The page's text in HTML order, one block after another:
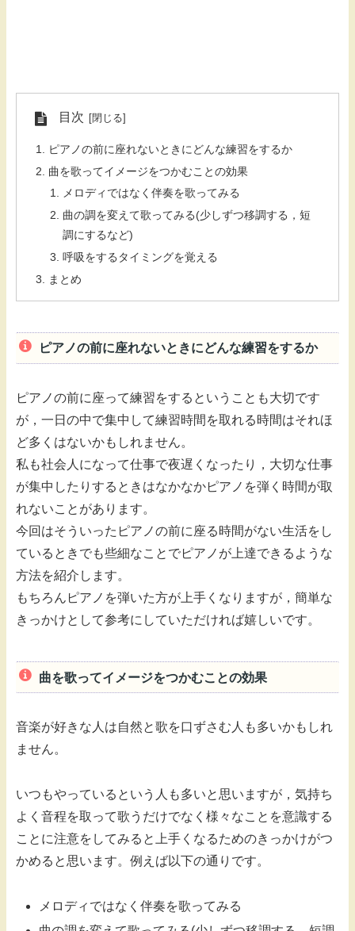
目次
ピアノの前に座れないときにどんな練習をするか
曲を歌ってイメージをつかむことの効果
メロディではなく伴奏を歌ってみる
曲の調を変えて歌ってみる(少しずつ移調する，短
調にするなど)
呼吸をするタイミングを覚える
まとめ
ピアノの前に座れないときにどんな練習をするか
ピアノの前に座って練習をするということも大切です
が，一日の中で集中して練習時間を取れる時間はそれほ
ど多くはないかもしれません。
私も社会人になって仕事で夜遅くなったり，大切な仕事
が集中したりするときはなかなかピアノを弾く時間が取
れないことがあります。
今回はそういったピアノの前に座る時間がない生活をし
ているときでも些細なことでピアノが上達できるような
方法を紹介します。
もちろんピアノを弾いた方が上手くなりますが，簡単な
きっかけとして参考にしていただければ嬉しいです。
曲を歌ってイメージをつかむことの効果
音楽が好きな人は自然と歌を口ずさむ人も多いかもしれ
ません。
いつもやっているという人も多いと思いますが，気持ち
よく音程を取って歌うだけでなく様々なことを意識する
ことに注意をしてみると上手くなるためのきっかけがつ
かめると思います。例えば以下の通りです。
メロディではなく伴奏を歌ってみる